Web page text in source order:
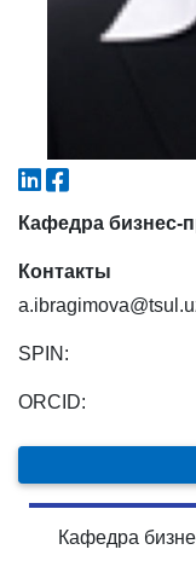
Кафедра бизнес-
Контакты
SPIN:
ORCID:
Кафедра